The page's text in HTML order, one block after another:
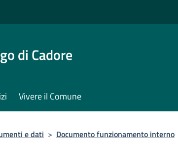
di Cadore
Vivere il Comune
e dati > Documento funzionamento interno